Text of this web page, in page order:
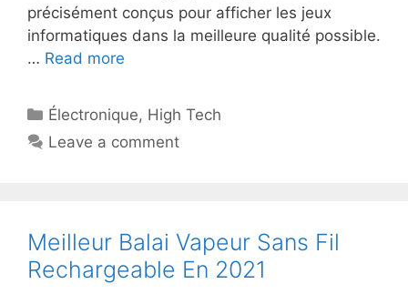
précisément conçus pour afficher les jeux
informatiques dans la meilleure qualité possible.
… Read more
Électronique, High Tech
Leave a comment
Meilleur Balai Vapeur Sans Fil
Rechargeable En 2021